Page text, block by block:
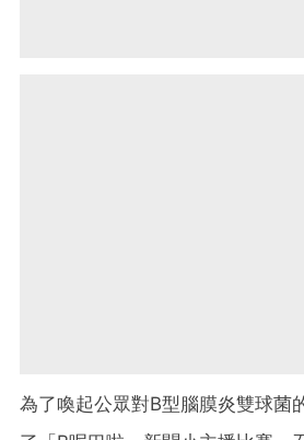
為了喚起公眾對B型腦膜炎雙球菌